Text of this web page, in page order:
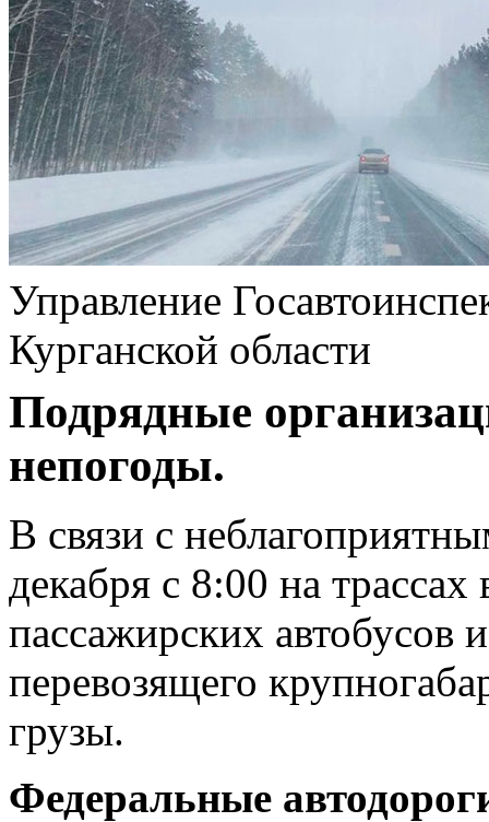
Управление
Курганской области
Подрядные
непогоды.
В связи с
декабря с 8:00 на
пассажирских автобусов
перевозящего
грузы.
Федеральные